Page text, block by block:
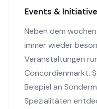
Events &
Neben dem
immer wieder
Veranstaltungen
Concordienmarkt.
Beispiel an
Spezialitäten